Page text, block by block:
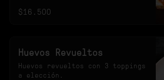
$16.500
Huevos Revueltos
Huevos revueltos con 3 toppings
a elección.